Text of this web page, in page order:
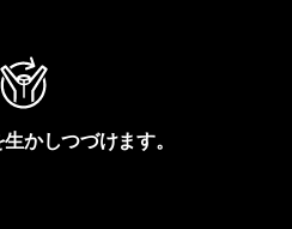
かしつづけます。